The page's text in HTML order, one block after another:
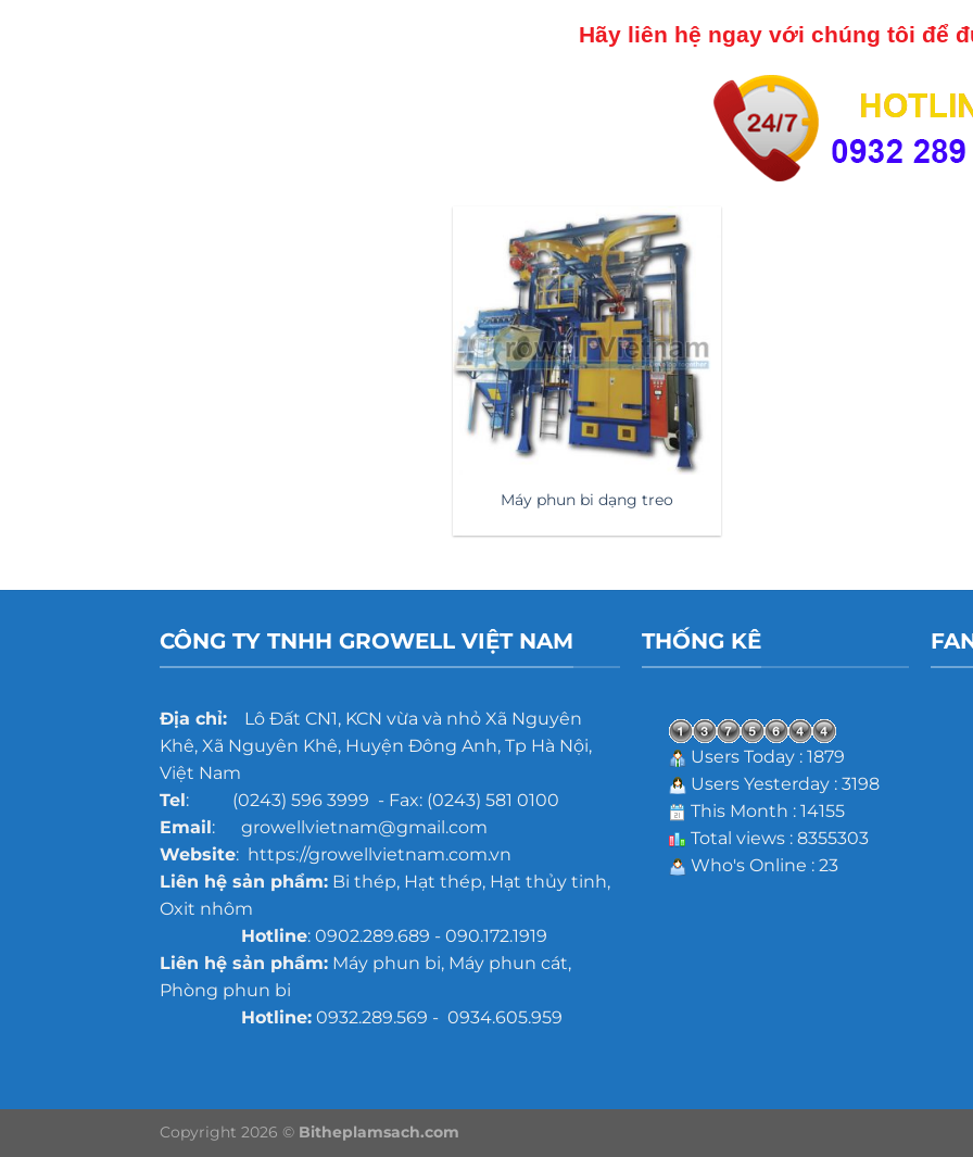
Hãy liên hệ ngay với chúng tôi để
Máy phun bi dạng treo
CÔNG TY TNHH GROWELL VIỆT NAM
Địa chỉ:Lô Đất CN1, KCN vừa và nhỏ Xã Nguyên
Khê, Xã Nguyên Khê, Huyện Đông Anh, Tp Hà Nội,
Việt Nam
Tel: (0243) 596 3999 - Fax: (0243) 581 0100
Email: growellvietnam@gmail.com
Website: https://growellvietnam.com.vn
Liên hệ sản phẩm:Bi thép, Hạt thép, Hạt thủy tinh,
Oxit nhôm
Hotline: 0902.289.689 - 090.172.1919
Liên hệ sản phẩm:Máy phun bi, Máy phun cát,
Phòng phun bi
Hotline:0932.289.569 - 0934.605.959
THỐNG KÊ
Users Today : 1879
Users Yesterday : 3198
This Month : 14155
Total views : 8355303
Who's Online : 23
Copyright 2026 © Bitheplamsach.com